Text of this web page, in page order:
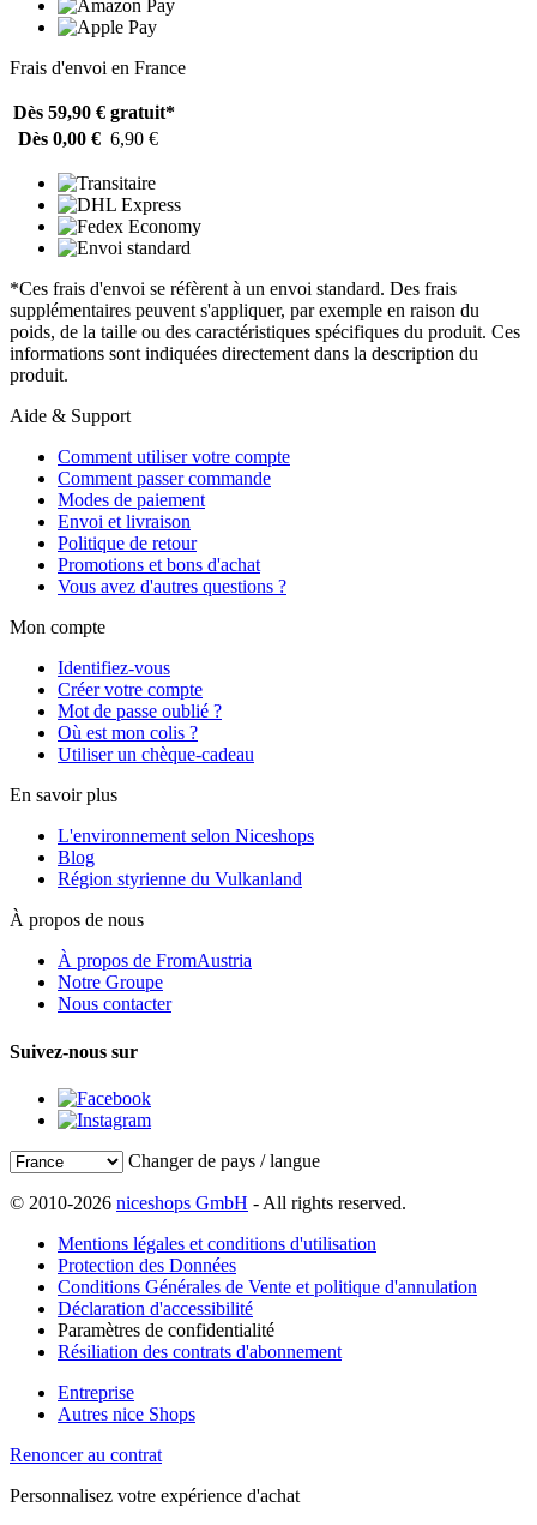
Frais d'envoi en France
Dès 59,90 € gratuit*
Dès 0,00 € 6,90 €
*Ces frais d'envoi se réfèrent à un envoi standard. Des frais
supplémentaires peuvent s'appliquer, par exemple en raison du
poids, de la taille ou des caractéristiques spécifiques du produit. Ces
informations sont indiquées directement dans la description du
produit.
Aide & Support
Comment utiliser votre compte
Comment passer commande
Modes de paiement
Envoi et livraison
Politique de retour
Promotions et bons d'achat
Vous avez d'autres questions ?
Mon compte
Identifiez-vous
Créer votre compte
Mot de passe oublié ?
Où est mon colis ?
Utiliser un chèque-cadeau
En savoir plus
L'environnement selon Niceshops
Blog
Région styrienne du Vulkanland
À propos de nous
À propos de FromAustria
Notre Groupe
Nous contacter
Suivez-nous sur
Changer de pays / langue
© 2010-2026 niceshops GmbH - All rights reserved.
Mentions légales et conditions d'utilisation
Protection des Données
Conditions Générales de Vente et politique d'annulation
Déclaration d'accessibilité
Paramètres de confidentialité
Résiliation des contrats d'abonnement
Entreprise
Autres nice Shops
Renoncer au contrat
Personnalisez votre expérience d'achat